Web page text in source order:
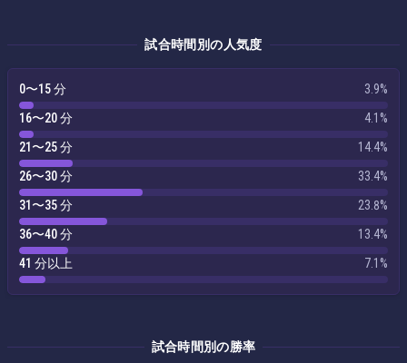
試合時間別の人気度
0〜15 分
3.9%
16〜20 分
4.1%
21〜25 分
14.4%
26〜30 分
33.4%
31〜35 分
23.8%
36〜40 分
13.4%
41 分以上
7.1%
試合時間別の勝率